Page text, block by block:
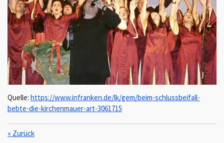
Quelle: https://www.infranken.de/lk/gem/beim-schlussbeifall-
bebte-die-kirchenmauer-art-3061715
« Zurück